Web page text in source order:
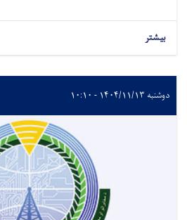
بیشتر
دوشنبه ۱۴۰۴/۱۱/۱۳ - ۱۰:۱۰